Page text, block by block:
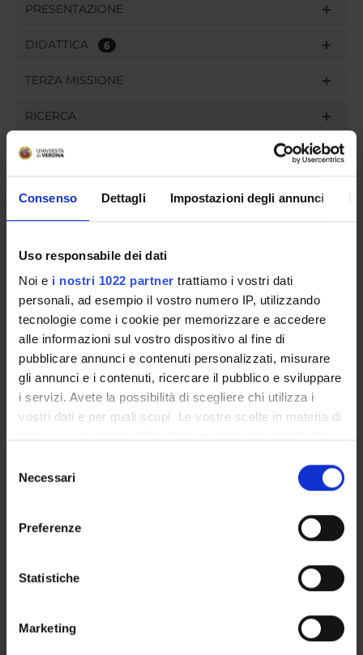
Consenso Dettagli Impostazioni degli annunci
Uso responsabile dei dati
Noi e i nostri 1022 partner trattiamo i vostri dati
personali, ad esempio il vostro numero IP, utilizzando
tecnologie come i cookie per memorizzare e accedere
alle informazioni sul vostro dispositivo al fine di
pubblicare annunci e contenuti personalizzati, misurare
gli annunci e i contenuti, ricercare il pubblico e sviluppare
i servizi. Avete la possibilità di scegliere chi utilizza i
vostri dati e per quali scopi. Le vostre scelte in materia di
modificare o revocare il proprio consenso in qualsiasi
momento dalla Dichiarazione sui cookie o facendo clic
raccogliere informazioni sulla tua posizione
geografica, con un'approssimazione di qualche
Identificare il tuo dispositivo, scansionandolo
delNecessari
Preferenze
Statistiche
Marketing
PRESENTAZIONE
DIDATTICA 6
TERZA MISSIONE
RICERCA
PROGETTI
INCARICHI
ORGANIZZAZIONE
GOVERNANCE
COMMISSIONI
UFFICI E STRUTTURE DI SERVIZIO
BIBLIOTECHE
Contatti